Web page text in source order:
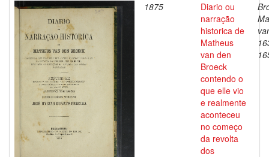
1875
Diario ou
narração
historica de
Matheus
van den
Broeck
contendo o
que elle vio
e realmente
aconteceu
no começo
da revolta
dos